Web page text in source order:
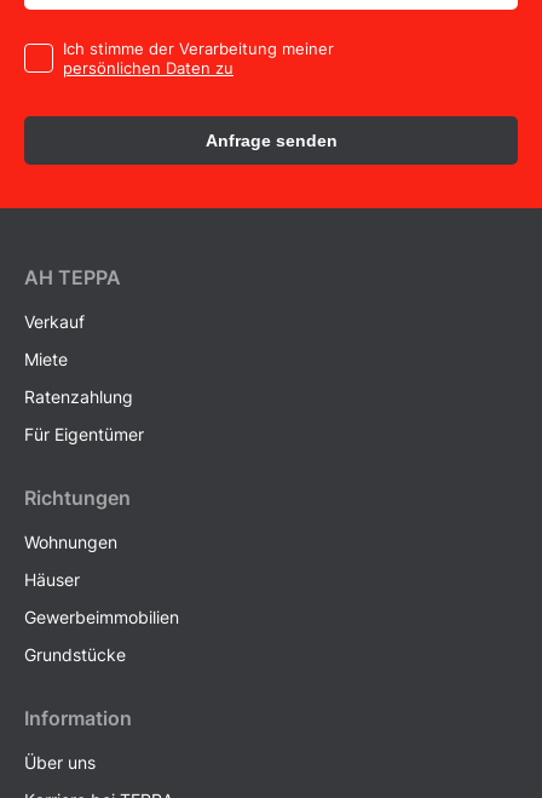
Ich stimme der Verarbeitung meiner
persönlichen Daten zu
Anfrage senden
AH ТEPPA
Verkauf
Miete
Ratenzahlung
Für Eigentümer
Richtungen
Wohnungen
Häuser
Gewerbeimmobilien
Grundstücke
Information
Über uns